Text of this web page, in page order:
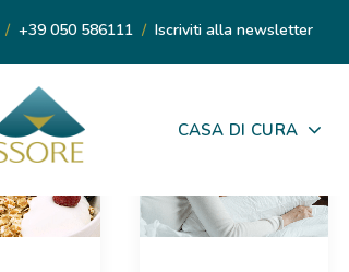
/ +39 050 586111 / Iscriviti alla newsletter
CASA DI CURA